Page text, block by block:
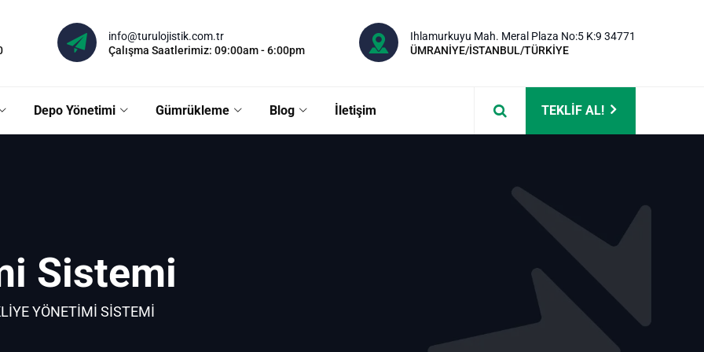
info@turulojistik.com.tr
Çalışma Saatlerimiz: 09:00am - 6:00pm
Ihlamurkuyu Mah. Meral Plaza No:5 K:9 34771
ÜMRANİYE/İSTANBUL/TÜRKİYE
Depo Yönetimi Gümrükleme Blog İletişim TEKLİF AL!
Sistemi
YÖNETIMI SISTEMI